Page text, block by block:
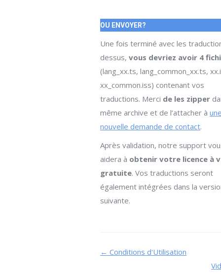
OU ENVOYER?
Une fois terminé avec les
dessus, vous devriez avoir 4
(lang_xx.ts, lang_common_xx.ts,
xx_common.iss) contenant vos
traductions. Merci de les zipper
même archive et de l’attacher à
nouvelle demande de contact.
Après validation, notre support
aidera à obtenir votre licence à
gratuite. Vos traductions seront
également intégrées dans la
suivante.
Navigation
← Conditions d'Utilisation